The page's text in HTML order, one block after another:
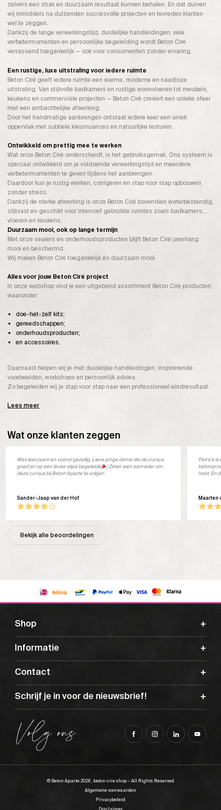
zelvers een strak en duurzaam resultaat kunnen behalen. En dat durven
wij inmiddels na duizenden succesvolle projecten en tevreden klanten
wel te zeggen.
Dankzij de lange verwerkingstijd, duidelijke handleidingen, vele
verbetermomenten en persoonlijke begeleiding wordt Beton Ciré
verrassend toegankelijk — ook voor consumenten zonder ervaring.
Een rustige, luxe uitstraling voor iedere ruimte
Beton Ciré geeft iedere ruimte een warme, moderne en naadloze
uitstraling. Van stijlvolle badkamers en rustige woonvloeren tot meubels,
keukens en commerciële projecten — Beton Ciré creëert een unieke sfeer
met een ambachtelijke afwerking.
Door het handmatige aanbrengen ontstaat iedere keer een uniek
oppervlak met subtiele kleurnuances en natuurlijke texturen.
Ontwikkeld om prettig mee te werken
Wat onze Beton Ciré onderscheidt, is het gebruiksgemak. Ons systeem is
speciaal ontwikkeld om je voldoende verwerkingstijd en meerdere
verbetermomenten te geven tijdens het aanbrengen.
Daardoor kun je rustig werken, corrigeren en stap voor stap opbouwen
zonder stress.
Dankzij de sterke afwerking is onze Beton Ciré bovendien waterbestendig,
slijtvast en geschikt voor intensief gebruikte ruimtes zoals badkamers,
vloeren en keukens.
Duurzaam mooi, ook op lange termijn
Met onze sealers en onderhoudsproducten blijft Beton Ciré jarenlang
mooi en beschermd.
Wij maken Beton Ciré toegankelijk én duurzaam mooi.
Alles voor jouw Beton Ciré project
In onze webshop vind je een uitgebreid assortiment Beton Ciré producten,
waaronder:
doe-het-zelf kits;
gereedschappen;
onderhoudsproducten;
en accessoires.
Daarnaast helpen wij je met duidelijke handleidingen, inspirerende
voorbeelden, workshops en persoonlijk advies.
Zo begeleiden wij je stap voor stap naar een professioneel eindresultaat.
Lees meer
Wat onze klanten zeggen
Sander-Jaap van der Hof
Was leerzaam en vooral gezellig. Lieve jonge dame die de cursus
goed en op een leuke wijze begeleide
! Zeker een aanrader om
deze cursus bij Beton Aparte te volgen.
Maarten
Patrick is
hebt. En
Bekijk alle beoordelingen
Shop
Informatie
Contact
Schrijf je in voor de nieuwsbrief!
Volg ons
© Beton Aparte 2026, beton cire shop – All Rights Reserved
Algemene voorwaarden
Privacybeleid